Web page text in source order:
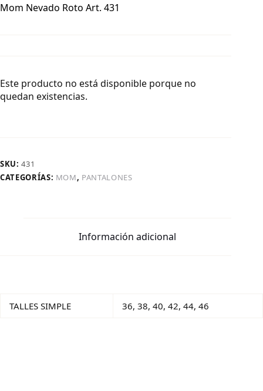
Mom Nevado Roto Art. 431
Este producto no está disponible porque no
quedan existencias.
SKU:431
CATEGORÍAS: MOM, PANTALONES
Información adicional
TALLES SIMPLE 36, 38, 40, 42, 44, 46